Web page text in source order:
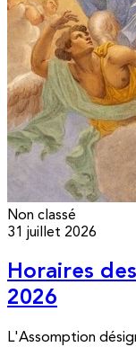
Non classé
31 juillet 2026
Horaires
2026
L'Assomption